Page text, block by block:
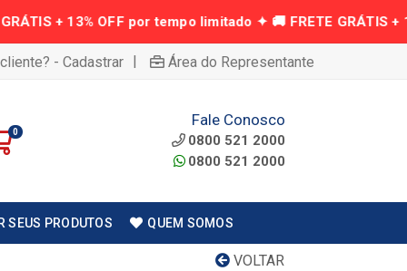
- Cadastrar | Área do Representante
0
Fale Conosco
0800 521 2000
0800 521 2000
SEUS PRODUTOS QUEM SOMOS
VOLTAR